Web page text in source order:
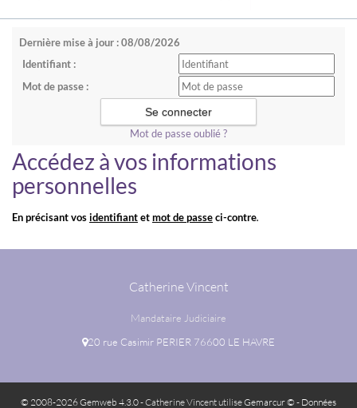
Dernière mise à jour : 08/08/2026
Identifiant :
Mot de passe :
Mot de passe oublié ?
Accédez à vos informations
personnelles
En précisant vosidentifiantetmot de passeci-contre.
Catherine Vincent
Mandataire Judiciaire
20 rue Casimir PERIER 76600 LE HAVRE
© 2008-2026 Gemweb 4.3.0- Catherine Vincent utiliseGemarcur © - Données